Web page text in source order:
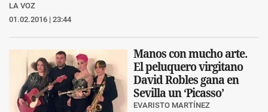
LA VOZ
01.02.2016 | 23:44
Manos con mucho arte.
El peluquero virgitano
David Robles gana en
Sevilla un ‘Picasso’
EVARISTO MARTÍNEZ